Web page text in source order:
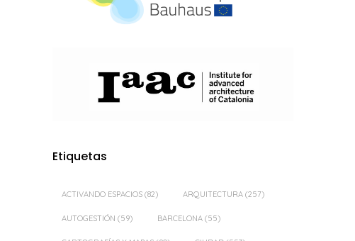
Etiquetas
ACTIVANDO ESPACIOS (82) ARQUITECTURA (257)
AUTOGESTIÓN (59) BARCELONA (55)